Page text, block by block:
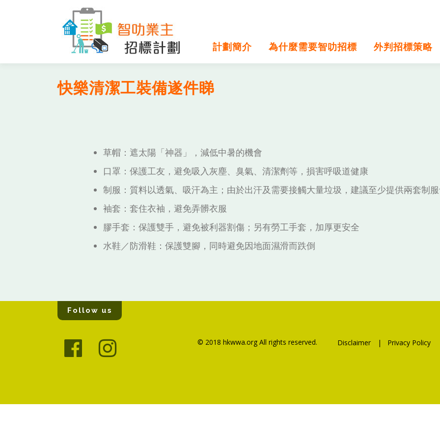
計劃簡介 為什麼需要智叻招標 外判招標策略
快樂清潔工裝備遂件睇
草帽：遮太陽「神器」，減低中暑的機會
口罩：保護工友，避免吸入灰塵、臭氣、清潔劑等，損害呼吸道健康
制服：質料以透氣、吸汗為主；由於出汗及需要接觸大量垃圾，建議至少提供兩套制
袖套：套住衣袖，避免弄髒衣服
膠手套：保護雙手，避免被利器割傷；另有勞工手套，加厚更安全
水鞋／防滑鞋：保護雙腳，同時避免因地面濕滑而跌倒
Follow us
© 2018 hkwwa.org All rights reserved. Disclaimer | Privacy Policy